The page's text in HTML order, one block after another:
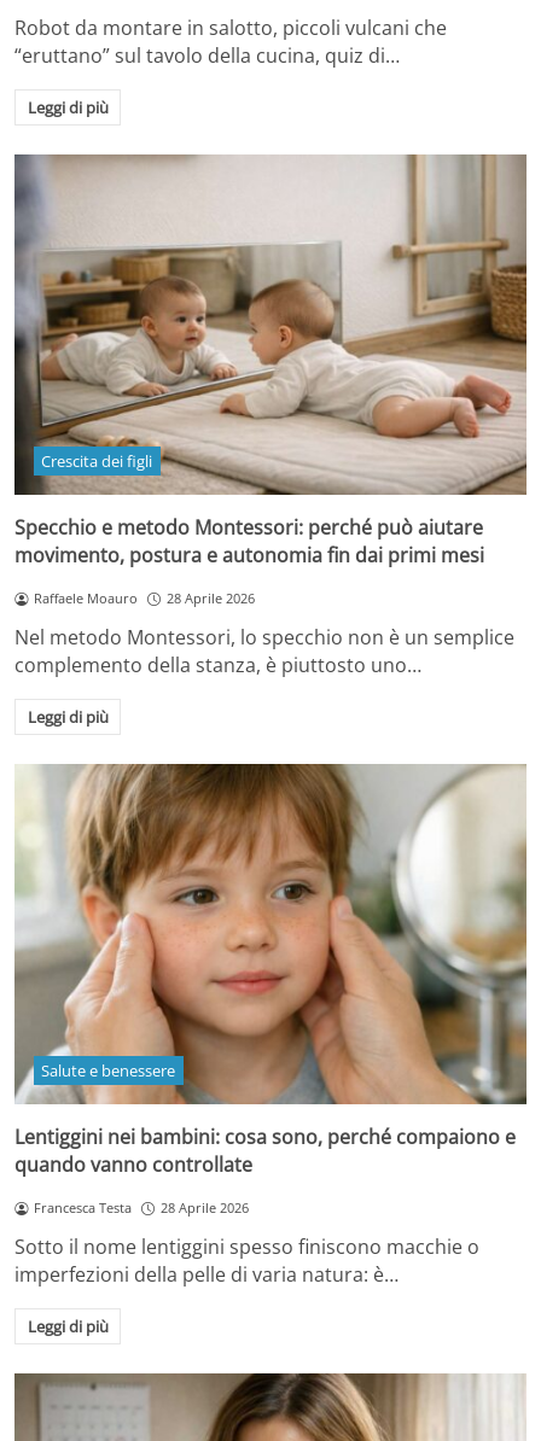
Robot da montare in salotto, piccoli vulcani che
“eruttano” sul tavolo della cucina, quiz di…
Leggi di più
Crescita dei figli
Specchio e metodo Montessori: perché può aiutare
movimento, postura e autonomia fin dai primi mesi
Raffaele Moauro 28 Aprile 2026
Nel metodo Montessori, lo specchio non è un semplice
complemento della stanza, è piuttosto uno…
Leggi di più
Salute e benessere
Lentiggini nei bambini: cosa sono, perché compaiono e
quando vanno controllate
Francesca Testa 28 Aprile 2026
Sotto il nome lentiggini spesso finiscono macchie o
imperfezioni della pelle di varia natura: è…
Leggi di più